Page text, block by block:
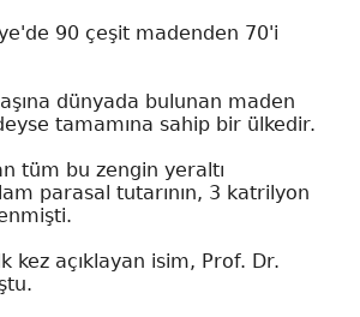
90 çeşit madenden 70'i
dünyada bulunan maden
tamamına sahip bir ülkedir.
tüm bu zengin yeraltı
parasal tutarının, 3 katrilyon
kez açıklayan isim, Prof. Dr.